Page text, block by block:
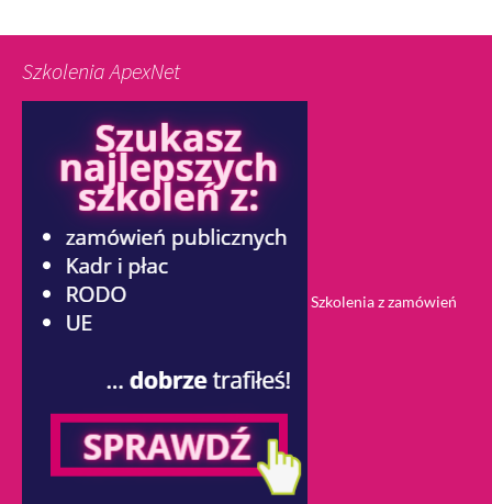
Szkolenia ApexNet
Szkolenia z zamówień